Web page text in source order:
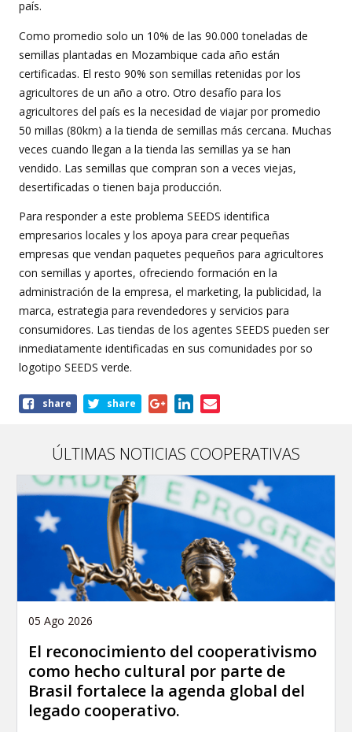
país.
Como promedio solo un 10% de las 90.000 toneladas de
semillas plantadas en Mozambique cada año están
certificadas. El resto 90% son semillas retenidas por los
agricultores de un año a otro. Otro desafío para los
agricultores del país es la necesidad de viajar por promedio
50 millas (80km) a la tienda de semillas más cercana. Muchas
veces cuando llegan a la tienda las semillas ya se han
vendido. Las semillas que compran son a veces viejas,
desertificadas o tienen baja producción.
Para responder a este problema SEEDS identifica
empresarios locales y los apoya para crear pequeñas
empresas que vendan paquetes pequeños para agricultores
con semillas y aportes, ofreciendo formación en la
administración de la empresa, el marketing, la publicidad, la
marca, estrategia para revendedores y servicios para
consumidores. Las tiendas de los agentes SEEDS pueden ser
inmediatamente identificadas en sus comunidades por so
logotipo SEEDS verde.
Shareshare share
ÚLTIMAS NOTICIAS COOPERATIVAS
05 Ago 2026
El reconocimiento del cooperativismo
como hecho cultural por parte de
Brasil fortalece la agenda global del
legado cooperativo.